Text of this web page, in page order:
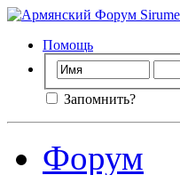
Помощь
Запомнить?
Форум